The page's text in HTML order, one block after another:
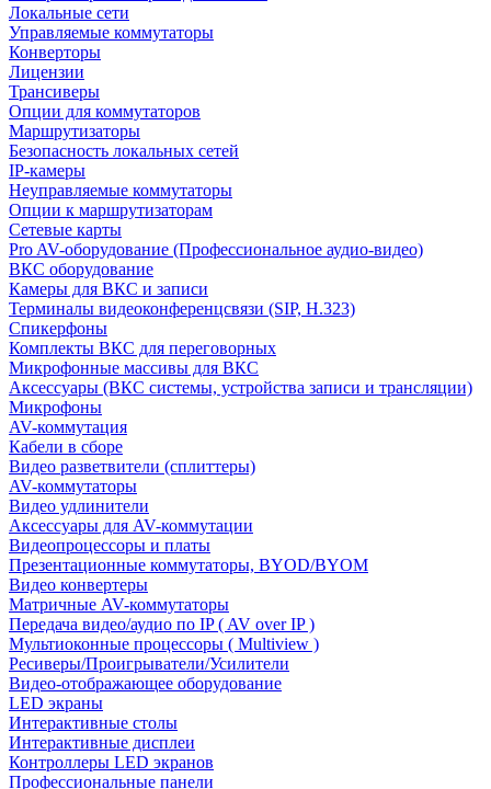
Локальные сети
Управляемые коммутаторы
Конверторы
Лицензии
Трансиверы
Опции для коммутаторов
Маршрутизаторы
Безопасность локальных сетей
IP-камеры
Неуправляемые коммутаторы
Опции к маршрутизаторам
Сетевые карты
Pro AV-оборудование (Профессиональное аудио-видео)
ВКС оборудование
Камеры для ВКС и записи
Терминалы видеоконференцсвязи (SIP, H.323)
Спикерфоны
Комплекты ВКС для переговорных
Микрофонные массивы для ВКС
Аксессуары (ВКС системы, устройства записи и трансляции)
Микрофоны
AV-коммутация
Кабели в сборе
Видео разветвители (сплиттеры)
AV-коммутаторы
Видео удлинители
Аксессуары для AV-коммутации
Видеопроцессоры и платы
Презентационные коммутаторы, BYOD/BYOM
Видео конвертеры
Матричные AV-коммутаторы
Передача видео/аудио по IP ( AV over IP )
Мультиоконные процессоры ( Multiview )
Ресиверы/Проигрыватели/Усилители
Видео-отображающее оборудование
LED экраны
Интерактивные столы
Интерактивные дисплеи
Контроллеры LED экранов
Профессиональные панели